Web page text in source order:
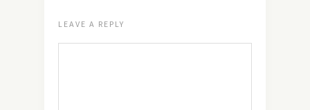
LEAVE A REPLY